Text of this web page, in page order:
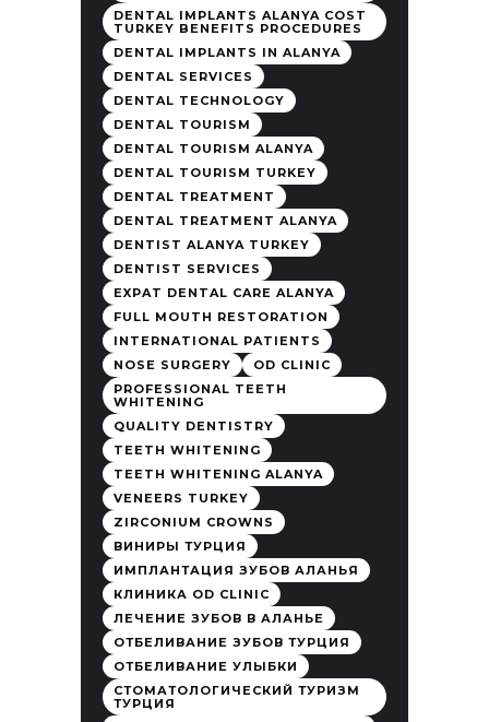
DENTAL IMPLANTS ALANYA COST
TURKEY BENEFITS PROCEDURES
DENTAL IMPLANTS IN ALANYA
DENTAL SERVICES
DENTAL TECHNOLOGY
DENTAL TOURISM
DENTAL TOURISM ALANYA
DENTAL TOURISM TURKEY
DENTAL TREATMENT
DENTAL TREATMENT ALANYA
DENTIST ALANYA TURKEY
DENTIST SERVICES
EXPAT DENTAL CARE ALANYA
FULL MOUTH RESTORATION
INTERNATIONAL PATIENTS
NOSE SURGERY
OD CLINIC
PROFESSIONAL TEETH
WHITENING
QUALITY DENTISTRY
TEETH WHITENING
TEETH WHITENING ALANYA
VENEERS TURKEY
ZIRCONIUM CROWNS
ВИНИРЫ ТУРЦИЯ
ИМПЛАНТАЦИЯ ЗУБОВ АЛАНЬЯ
КЛИНИКА OD CLINIC
ЛЕЧЕНИЕ ЗУБОВ В АЛАНЬЕ
ОТБЕЛИВАНИЕ ЗУБОВ ТУРЦИЯ
ОТБЕЛИВАНИЕ УЛЫБКИ
СТОМАТОЛОГИЧЕСКИЙ ТУРИЗМ
ТУРЦИЯ